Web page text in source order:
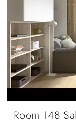
Room 148